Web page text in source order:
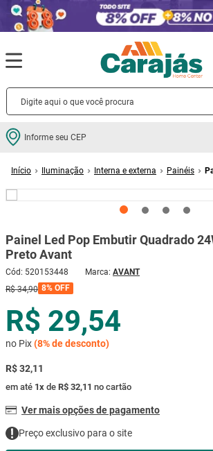
Informe seu CEP
Iluminação Interna e externa Painéis
Painel Led Pop Embutir Quadrado
Preto Avant
Cód: 520153448
AVANT
R$ 34,90 8% OFF
R$ 29,54
no Pix(8%de desconto)
R$ 32,11
em até 1x de R$ 32,11 no cartão
Ver mais opções de pagamento
Preço exclusivo para o site
Termos mais buscados
2º porcelanato
º porta
vaso sanitário
7º tinta
9 º mesa
10º ar condicionado